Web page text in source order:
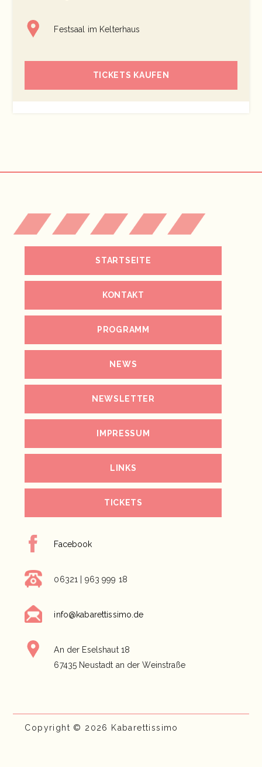
Festsaal im Kelterhaus
TICKETS KAUFEN
STARTSEITE
KONTAKT
PROGRAMM
NEWS
NEWSLETTER
IMPRESSUM
LINKS
TICKETS
Facebook
06321 | 963 999 18
info@kabarettissimo.de
An der Eselshaut 18
67435 Neustadt an der Weinstraße
Copyright © 2026 Kabarettissimo